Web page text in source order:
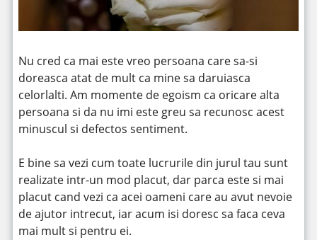
Nu cred ca mai este vreo persoana care sa-si
doreasca atat de mult ca mine sa daruiasca
celorlalti. Am momente de egoism ca oricare alta
persoana si da nu imi este greu sa recunosc acest
minuscul si defectos sentiment.
E bine sa vezi cum toate lucrurile din jurul tau sunt
realizate intr-un mod placut, dar parca este si mai
placut cand vezi ca acei oameni care au avut nevoie
de ajutor intrecut, iar acum isi doresc sa faca ceva
mai mult si pentru ei.